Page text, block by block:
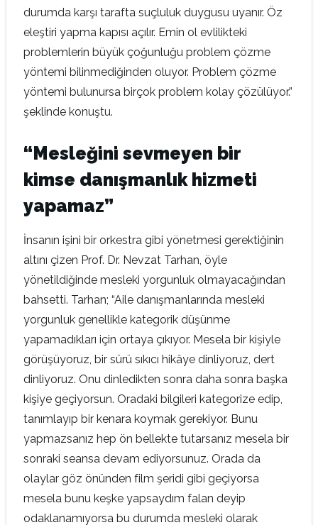
durumda karşı tarafta suçluluk duygusu uyanır. Öz
eleştiri yapma kapısı açılır. Emin ol evlilikteki
problemlerin büyük çoğunluğu problem çözme
yöntemi bilinmediğinden oluyor. Problem çözme
yöntemi bulunursa birçok problem kolay çözülüyor.”
şeklinde konuştu.
“Mesleğini sevmeyen bir
kimse danışmanlık hizmeti
yapamaz”
İnsanın işini bir orkestra gibi yönetmesi gerektiğinin
altını çizen Prof. Dr. Nevzat Tarhan, öyle
yönetildiğinde mesleki yorgunluk olmayacağından
bahsetti. Tarhan; “Aile danışmanlarında mesleki
yorgunluk genellikle kategorik düşünme
yapamadıkları için ortaya çıkıyor. Mesela bir kişiyle
görüşüyoruz, bir sürü sıkıcı hikâye dinliyoruz, dert
dinliyoruz. Onu dinledikten sonra daha sonra başka
kişiye geçiyorsun. Oradaki bilgileri kategorize edip,
tanımlayıp bir kenara koymak gerekiyor. Bunu
yapmazsanız hep ön bellekte tutarsanız mesela bir
sonraki seansa devam ediyorsunuz. Orada da
olaylar göz önünden film şeridi gibi geçiyorsa
mesela bunu keşke yapsaydım falan deyip
odaklanamıyorsa bu durumda mesleki olarak